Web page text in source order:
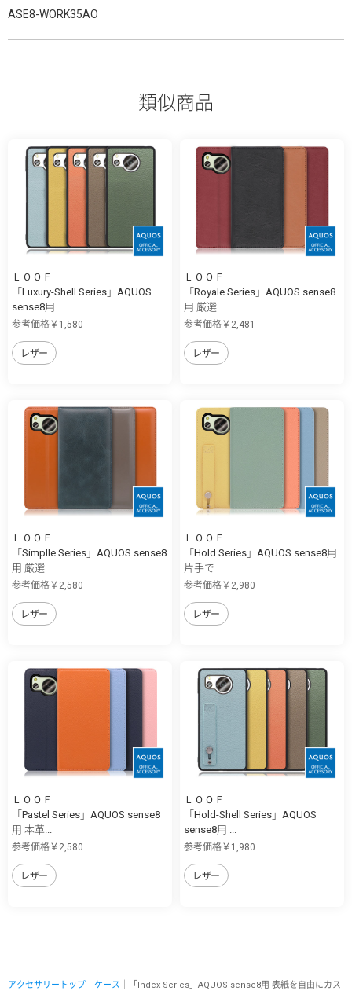
ASE8-WORK35AO
類似商品
ＬＯＯＦ
「Luxury-Shell Series」AQUOS
sense8用...
参考価格￥1,580
レザー
ＬＯＯＦ
「Royale Series」AQUOS sense8
用 厳選...
参考価格￥2,481
レザー
ＬＯＯＦ
「Simplle Series」AQUOS sense8
用 厳選...
参考価格￥2,580
レザー
ＬＯＯＦ
「Hold Series」AQUOS sense8用
片手で...
参考価格￥2,980
レザー
ＬＯＯＦ
「Pastel Series」AQUOS sense8
用 本革...
参考価格￥2,580
レザー
ＬＯＯＦ
「Hold-Shell Series」AQUOS
sense8用 ...
参考価格￥1,980
レザー
アクセサリートップ ケース ｜「Index Series」AQUOS sense8用 表紙を自由にカス